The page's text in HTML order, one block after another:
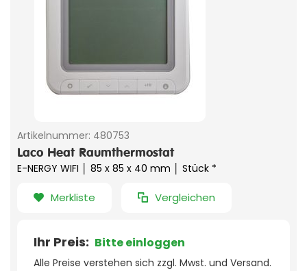
Artikelnummer: 480753
Laco Heat Raumthermostat
E-NERGY WIFI │ 85 x 85 x 40 mm │ Stück *
Merkliste Vergleichen
Ihr Preis: Bitte einloggen
Alle Preise verstehen sich zzgl. Mwst. und Versand.